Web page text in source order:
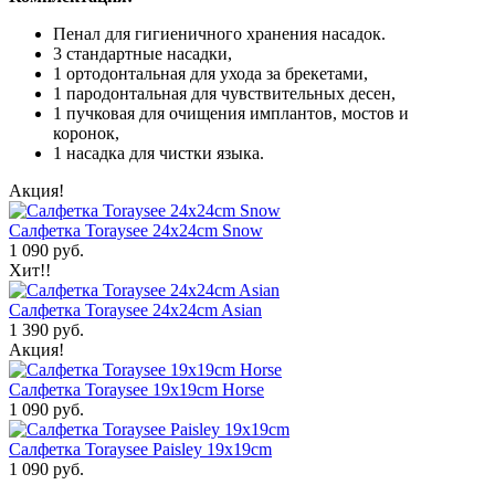
Пенал для гигиеничного хранения насадок.
3 стандартные насадки,
1 ортодонтальная для ухода за брекетами,
1 пародонтальная для чувствительных десен,
1 пучковая для очищения имплантов, мостов и
коронок,
1 насадка для чистки языка.
Акция!
Салфетка Toraysee 24x24cm Snow
1 090 руб.
Хит!!
Салфетка Toraysee 24x24cm Asian
1 390 руб.
Акция!
Салфетка Toraysee 19x19cm Horse
1 090 руб.
Салфетка Toraysee Paisley 19x19cm
1 090 руб.